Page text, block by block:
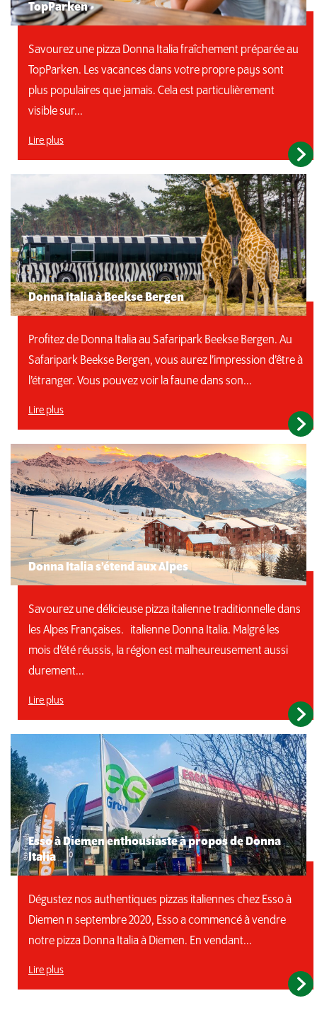
TopParken
Savourez une pizza Donna Italia fraîchement préparée au
TopParken. Les vacances dans votre propre pays sont
plus populaires que jamais. Cela est particulièrement
visible sur...
Lire plus
Donna Italia à Beekse Bergen
Profitez de Donna Italia au Safaripark Beekse Bergen. Au
Safaripark Beekse Bergen, vous aurez l’impression d’être à
l’étranger. Vous pouvez voir la faune dans son...
Lire plus
Donna Italia s’étend aux Alpes
Savourez une délicieuse pizza italienne traditionnelle dans
les Alpes Françaises. italienne Donna Italia. Malgré les
mois d’été réussis, la région est malheureusement aussi
durement...
Lire plus
Esso à Diemen enthousiaste à propos de Donna
Italia
Dégustez nos authentiques pizzas italiennes chez Esso à
Diemen n septembre 2020, Esso a commencé à vendre
notre pizza Donna Italia à Diemen. En vendant...
Lire plus